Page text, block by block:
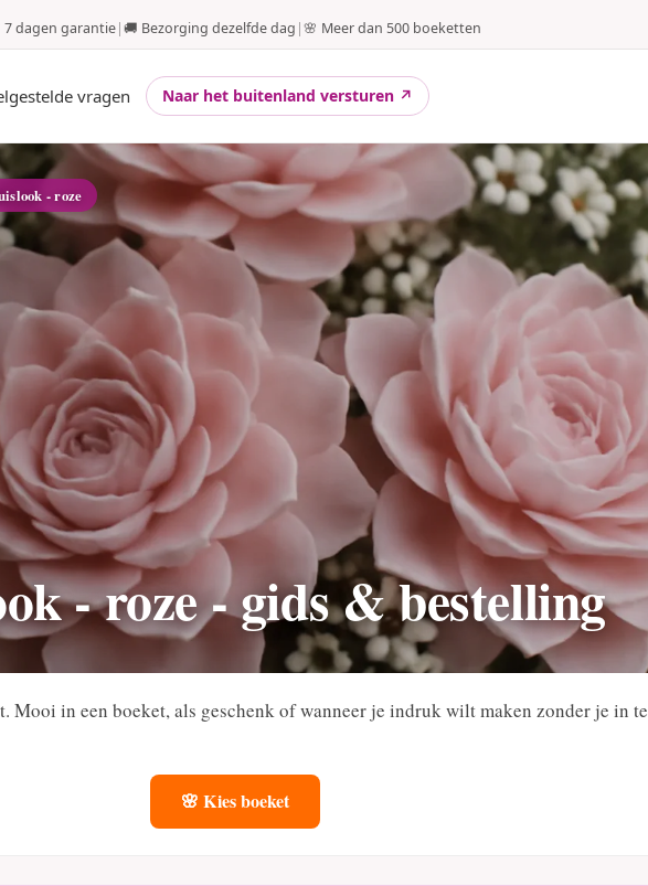
dagen garantie|🚚 Bezorging dezelfde dag |🌸 Meer dan 500 boeketten
vragen Naar het buitenland versturen ↗
- roze
- roze - gids & bestelling
Mooi in een boeket, als geschenk of wanneer je indruk wilt maken zonder je in te
🌸 Kies boeket